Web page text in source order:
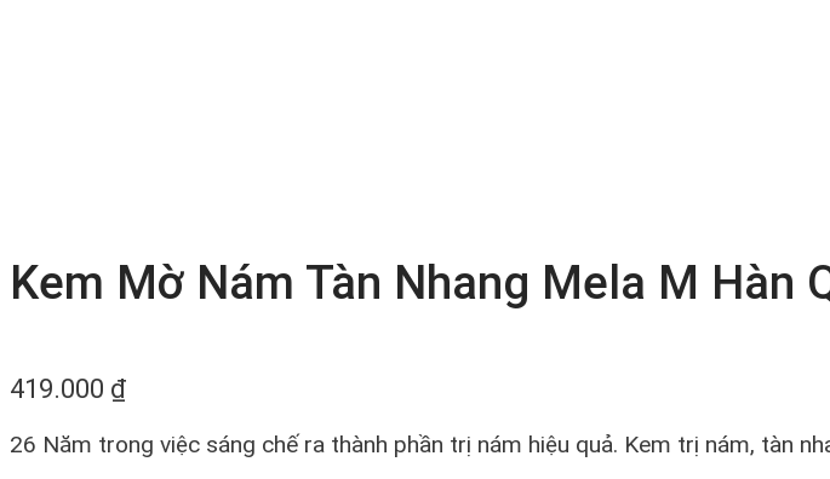
Kem Mờ Nám Tàn Nhang Mela M Hàn
419.000 ₫
26 Năm trong việc sáng chế ra thành phần trị nám hiệu quả. Kem trị nám, tàn